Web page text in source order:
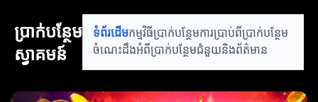
ប្រាក់បន្ថែម
ស្វាគមន៍
ទំព័រដើមកម្មវិធីប្រាក់បន្ថែមការប្រាប់ពីប្រាក់បន្ថែម
ចំណេះដឹងអំពីប្រាក់បន្ថែមជំនួយនិងព័ត៌មាន